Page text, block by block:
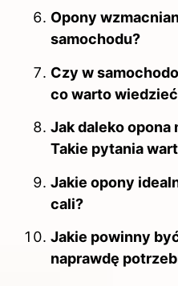
Opony
samochodu?
Czy w
co warto wiedzieć
Jak daleko opona
Takie pytania
Jakie opony
cali?
Jakie powinny
naprawdę